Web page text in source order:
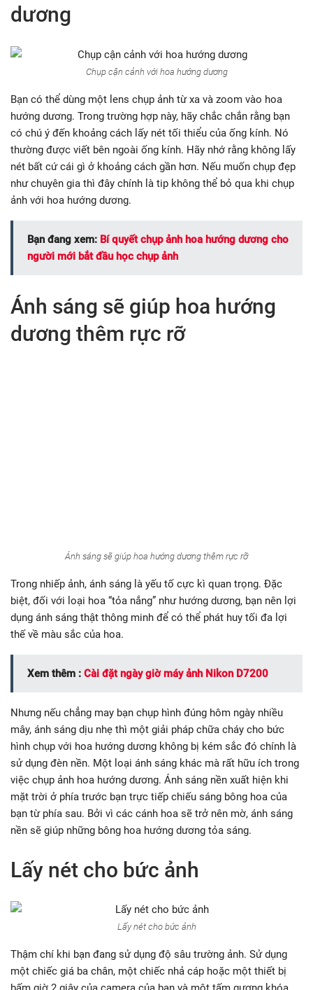
dương
Chụp cận cảnh với hoa hướng dương
Bạn có thể dùng một lens chụp ảnh từ xa và zoom vào hoa
hướng dương. Trong trường hợp này, hãy chắc chắn rằng bạn
có chú ý đến khoảng cách lấy nét tối thiểu của ống kính. Nó
thường được viết bên ngoài ống kính. Hãy nhớ rằng không lấy
nét bất cứ cái gì ở khoảng cách gần hơn. Nếu muốn chụp đẹp
như chuyên gia thì đây chính là tip không thể bỏ qua khi chụp
ảnh với hoa hướng dương.
Bạn đang xem: Bí quyết chụp ảnh hoa hướng dương cho
người mới bắt đầu học chụp ảnh
Ánh sáng sẽ giúp hoa hướng
dương thêm rực rỡ
Ánh sáng sẽ giúp hoa hướng dương thêm rực rỡ
Trong nhiếp ảnh, ánh sáng là yếu tố cực kì quan trọng. Đặc
biệt, đối với loại hoa “tỏa nắng” như hướng dương, bạn nên lợi
dụng ánh sáng thật thông minh để có thể phát huy tối đa lợi
thế về màu sắc của hoa.
Xem thêm : Cài đặt ngày giờ máy ảnh Nikon D7200
Nhưng nếu chẳng may bạn chụp hình đúng hôm ngày nhiều
mây, ánh sáng dịu nhẹ thì một giải pháp chữa cháy cho bức
hình chụp với hoa hướng dương không bị kém sắc đó chính là
sử dụng đèn nền. Một loại ánh sáng khác mà rất hữu ích trong
việc chụp ảnh hoa hướng dương. Ánh sáng nền xuất hiện khi
mặt trời ở phía trước bạn trực tiếp chiếu sáng bông hoa của
bạn từ phía sau. Bởi vì các cánh hoa sẽ trở nên mờ, ánh sáng
nền sẽ giúp những bông hoa hướng dương tỏa sáng.
Lấy nét cho bức ảnh
Lấy nét cho bức ảnh
Thậm chí khi bạn đang sử dụng độ sâu trường ảnh. Sử dụng
một chiếc giá ba chân, một chiếc nhả cáp hoặc một thiết bị